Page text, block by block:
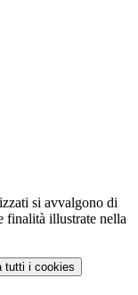
si avvalgono di
finalità illustrate nella
tutti i cookies